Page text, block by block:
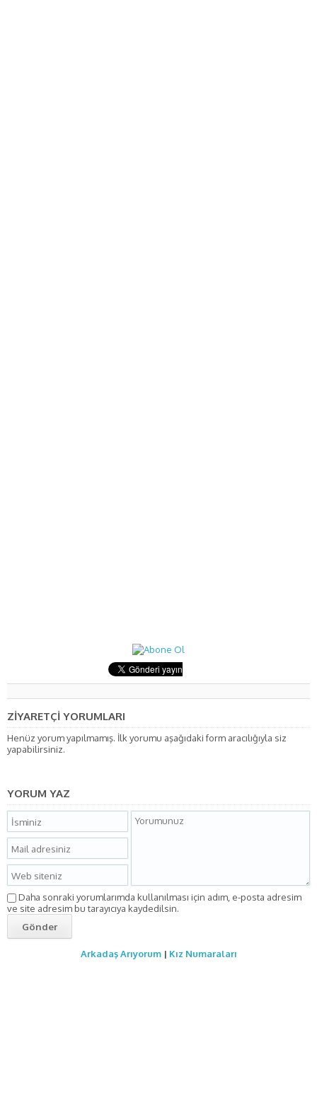
ZİYARETÇİ YORUMLARI
Henüz yorum yapılmamış. İlk yorumu aşağıdaki form aracılığıyla siz
yapabilirsiniz.
YORUM YAZ
Daha sonraki yorumlarımda kullanılması için adım, e-posta adresim
ve site adresim bu tarayıcıya kaydedilsin.
Arkadaş Arıyorum| Kız Numaraları